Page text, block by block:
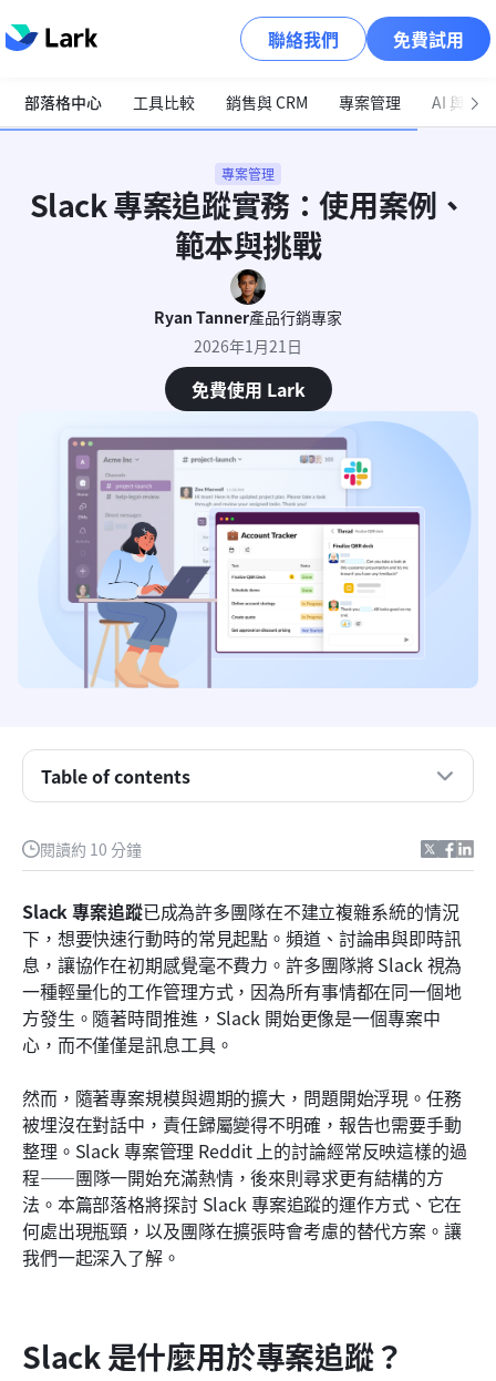
聯絡我們 免費試用
部落格中心 工具比較 銷售與 CRM 專案管理 AI 與自
專案管理
Slack 專案追蹤實務：使用案例、
範本與挑戰
Ryan Tanner產品行銷專家
2026年1月21日
免費使用 Lark
閱讀約 10 分鐘
Slack 專案追蹤已成為許多團隊在不建立複雜系統的情況
下，想要快速行動時的常見起點。頻道、討論串與即時訊
息，讓協作在初期感覺毫不費力。許多團隊將 Slack 視為
一種輕量化的工作管理方式，因為所有事情都在同一個地
方發生。隨著時間推進，Slack 開始更像是一個專案中
心，而不僅僅是訊息工具。
然而，隨著專案規模與週期的擴大，問題開始浮現。任務
被埋沒在對話中，責任歸屬變得不明確，報告也需要手動
整理。Slack 專案管理 Reddit 上的討論經常反映這樣的過
程——團隊一開始充滿熱情，後來則尋求更有結構的方
法。本篇部落格將探討 Slack 專案追蹤的運作方式、它在
何處出現瓶頸，以及團隊在擴張時會考慮的替代方案。讓
我們一起深入了解。
Slack 是什麼用於專案追蹤？
Table of contents
Slack 是什麼用於專案追蹤？
團隊如今如何在 Slack 內追蹤專案
Slack 專案管理範本
當 Slack 在專案追蹤方面運作良好時
Slack 專案追蹤失效的地方
使用 Slack 進行專案追蹤的定價
智慧替代方案：使用 Lark 以數據推動專案追蹤
Lark 與 Slack：專案追蹤比較
結論
常見問題
相關閱讀